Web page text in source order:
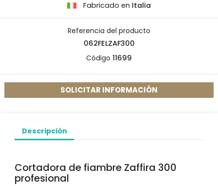
Fabricado en Italia
Referencia del producto
062FELZAF300
Código 11699
SOLICITAR INFORMACIÓN
Descripción
Cortadora de fiambre Zaffira 300
profesional